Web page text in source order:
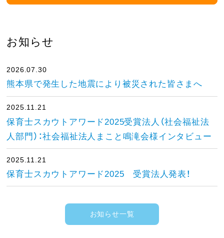
お知らせ
2026.07.30
熊本県で発生した地震により被災された皆さまへ
2025.11.21
保育士スカウトアワード2025受賞法人（社会福祉法
人部門）：社会福祉法人まこと鳴滝会様インタビュー
2025.11.21
保育士スカウトアワード2025 受賞法人発表！
お知らせ一覧